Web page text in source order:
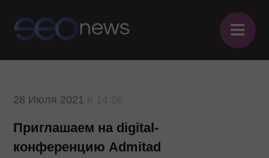
≡
28 Июля 2021
Приглашаем на digital-
конференцию Admitad